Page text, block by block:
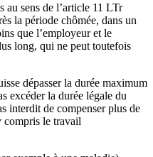
au sens de l’article 11 LTr
la période chômée, dans un
que l’employeur et le
long, qui ne peut toutefois
dépasser la durée maximum
excéder la durée légale du
interdit de compenser plus de
compris le travail